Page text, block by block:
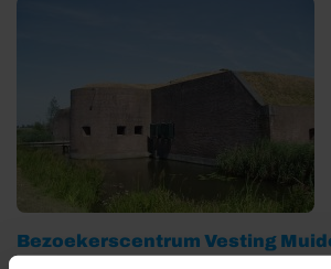
Bezoekerscentrum Vesting